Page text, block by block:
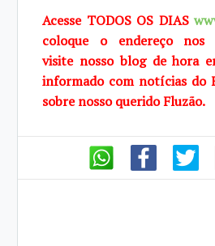
Acesse TODOS OS DIAS
coloque o endereço nos
visite nosso blog dehora
informado com notícias do
sobrenosso queridoFluzão.